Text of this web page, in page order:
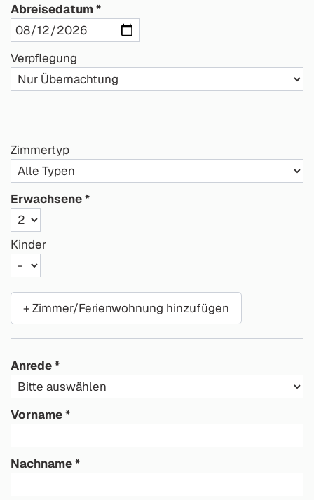
Abreisedatum
Verpflegung
Zimmertyp
Erwachsene
Kinder
+ Zimmer/Ferienwohnung hinzufügen
Anrede
Vorname
Nachname